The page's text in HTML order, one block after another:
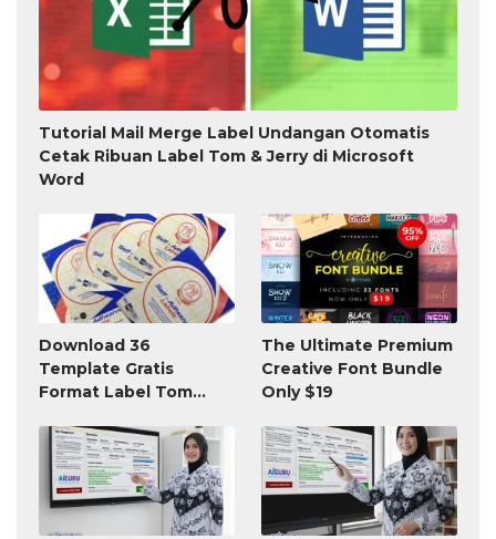
Tutorial Mail Merge Label Undangan Otomatis
Cetak Ribuan Label Tom & Jerry di Microsoft
Word
Download 36
Template Gratis
Format Label Tom
Word
The Ultimate Premium
Creative Font Bundle
Only $19